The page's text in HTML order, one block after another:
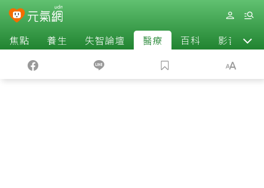
焦點 養生 失智論壇 醫療 百科 影音